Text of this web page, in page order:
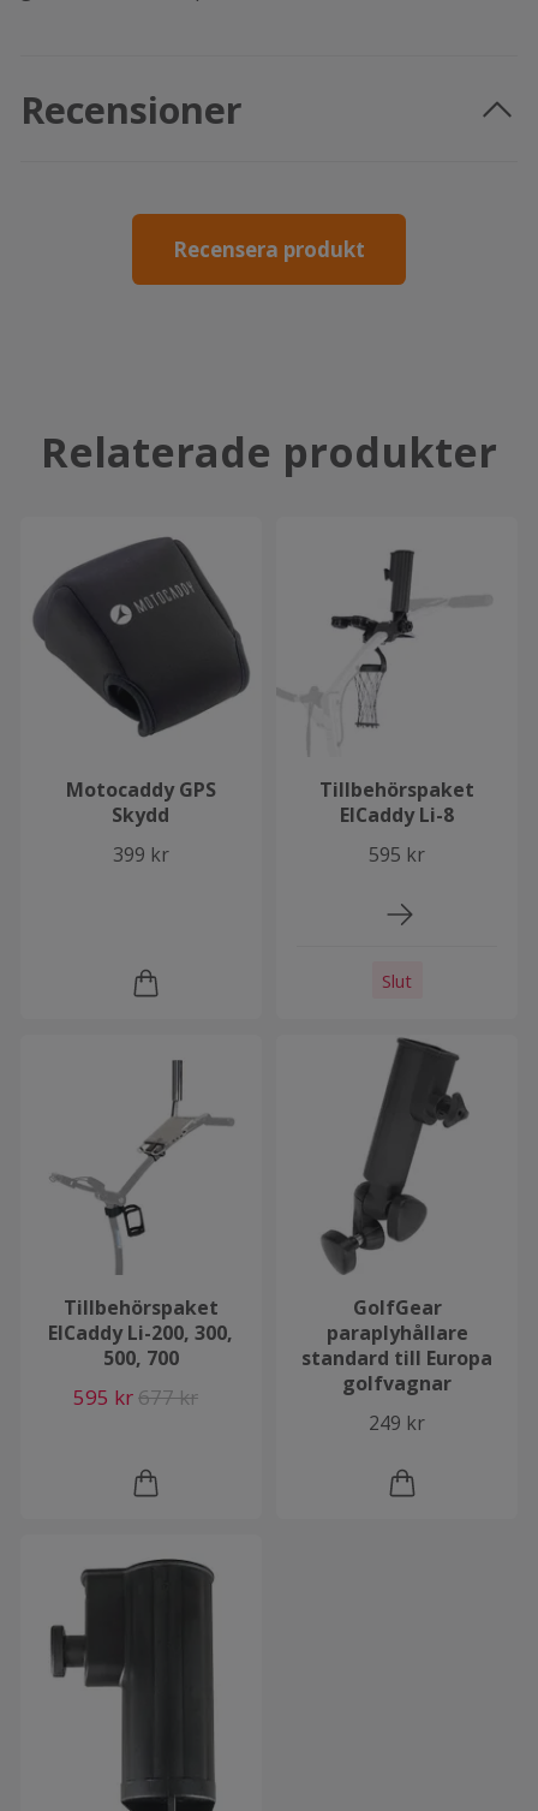
Recensioner
Recensera produkt
Relaterade produkter
Motocaddy GPS
Skydd
399 kr
Tillbehörspaket
ElCaddy Li-8
595 kr
Slut
Tillbehörspaket
ElCaddy Li-200, 300,
500, 700
595 kr677 kr
GolfGear
paraplyhållare
standard till Europa
golfvagnar
249 kr